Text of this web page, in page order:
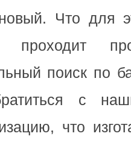
Что для
проходит
поиск по
с
что